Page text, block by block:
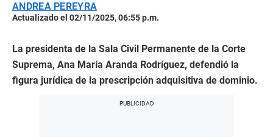
ANDREA PEREYRA
Actualizado el 02/11/2025, 06:55 p.m.
La presidenta de la Sala Civil Permanente de la Corte
Suprema, Ana María Aranda Rodríguez, defendió la
figura jurídica de la prescripción adquisitiva de dominio.